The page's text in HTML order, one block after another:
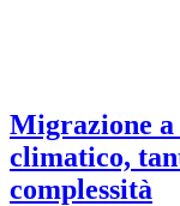
Migrazione a
climatico,
complessità